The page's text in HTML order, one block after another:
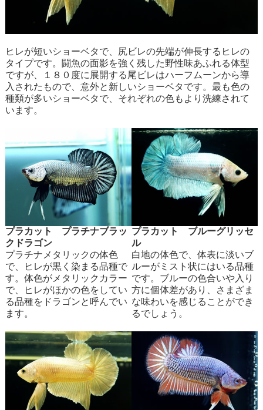
ヒレが短いショーベタで、尻ビレの先端が伸長するヒレの
タイプです。闘魚の面影を強く残した野性味あふれる体型
ですが、１８０度に展開する尾ビレはハーフムーンから導
入されたもので、意外と新しいショーベタです。最も色の
種類が多いショーベタで、それぞれの色もより洗練されて
います。
プラカット プラチナブラッ
クドラゴン
プラカット ブルーグリッセ
ル
プラチナメタリックの体色
で、ヒレが黒く染まる品種で
す。体色がメタリックカラー
で、ヒレがほかの色をしてい
る品種をドラゴンと呼んでい
ます。
白地の体色で、体表に淡いブ
ルーがミスト状にはいる品種
です。ブルーの色合いや入り
方に個体差があり、さまざま
な味わいを感じることができ
るでしょう。